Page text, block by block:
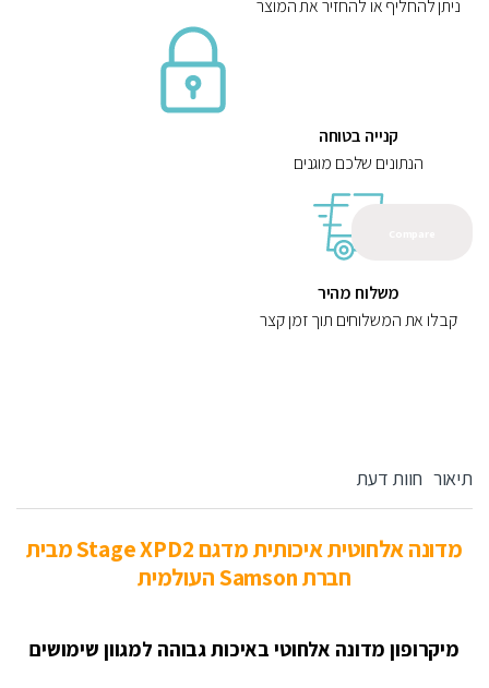
ניתן להחליף או להחזיר את המוצר
קנייה בטוחה
הנתונים שלכם מוגנים
משלוח מהיר
קבלו את המשלוחים תוך זמן קצר
תיאור חוות דעת
מדונה אלחוטית איכותית מדגם Stage XPD2 מבית
חברת Samson העולמית
מיקרופון מדונה אלחוטי באיכות גבוהה למגוון שימושים